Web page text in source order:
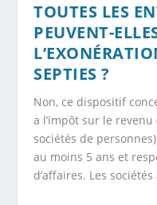
TOUTES LES
PEUVENT-
SEPTIES ?
Non, ce dispositif
a l’impôt sur le
sociétés de
au moins 5 ans et
d’affaires. Les